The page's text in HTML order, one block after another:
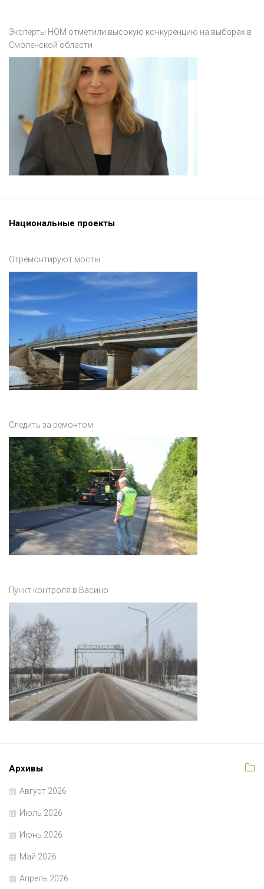
Эксперты НОМ отметили высокую конкуренцию на выборах в
Смоленской области
Национальные проекты
Отремонтируют мосты
Следить за ремонтом
Пункт контроля в Васино
Архивы
Август 2026
Июль 2026
Июнь 2026
Май 2026
Апрель 2026